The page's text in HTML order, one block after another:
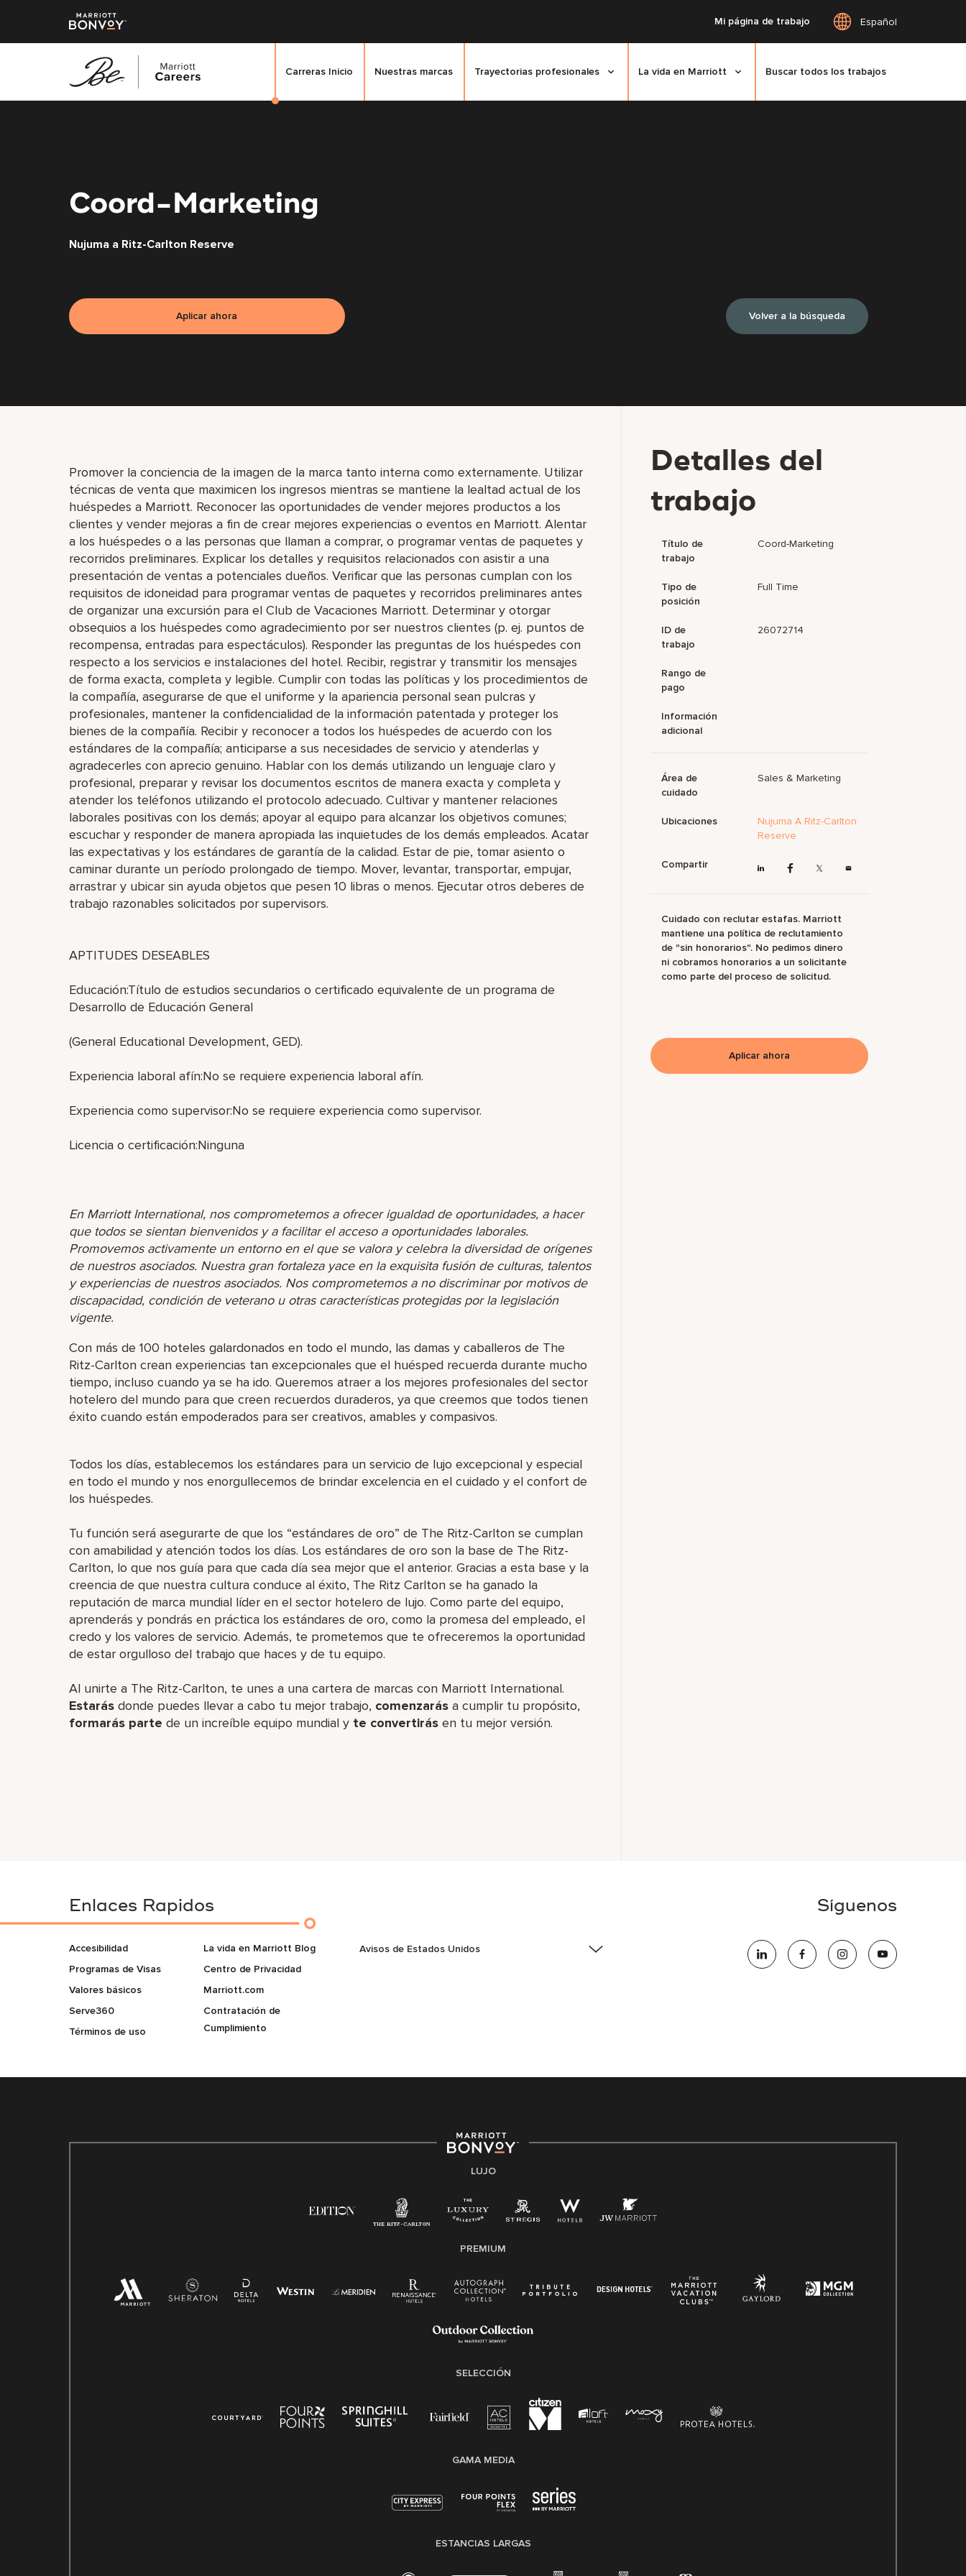
Mi página de trabajo Español
Carreras Inicio Nuestras marcas Trayectorias profesionales La vida en Marriott Buscar todos los trabajos
Coord-Marketing
Nujuma a Ritz-Carlton Reserve
Aplicar ahora Volver a la búsqueda
Promover la conciencia de la imagen de la marca tanto interna como externamente. Utilizar
técnicas de venta que maximicen los ingresos mientras se mantiene la lealtad actual de los
huéspedes a Marriott. Reconocer las oportunidades de vender mejores productos a los
clientes y vender mejoras a fin de crear mejores experiencias o eventos en Marriott. Alentar
a los huéspedes o a las personas que llaman a comprar, o programar ventas de paquetes y
recorridos preliminares. Explicar los detalles y requisitos relacionados con asistir a una
presentación de ventas a potenciales dueños. Verificar que las personas cumplan con los
requisitos de idoneidad para programar ventas de paquetes y recorridos preliminares antes
de organizar una excursión para el Club de Vacaciones Marriott. Determinar y otorgar
obsequios a los huéspedes como agradecimiento por ser nuestros clientes (p. ej. puntos de
recompensa, entradas para espectáculos). Responder las preguntas de los huéspedes con
respecto a los servicios e instalaciones del hotel. Recibir, registrar y transmitir los mensajes
de forma exacta, completa y legible. Cumplir con todas las políticas y los procedimientos de
la compañía, asegurarse de que el uniforme y la apariencia personal sean pulcras y
profesionales, mantener la confidencialidad de la información patentada y proteger los
bienes de la compañía. Recibir y reconocer a todos los huéspedes de acuerdo con los
estándares de la compañía; anticiparse a sus necesidades de servicio y atenderlas y
agradecerles con aprecio genuino. Hablar con los demás utilizando un lenguaje claro y
profesional, preparar y revisar los documentos escritos de manera exacta y completa y
atender los teléfonos utilizando el protocolo adecuado. Cultivar y mantener relaciones
laborales positivas con los demás; apoyar al equipo para alcanzar los objetivos comunes;
escuchar y responder de manera apropiada las inquietudes de los demás empleados. Acatar
las expectativas y los estándares de garantía de la calidad. Estar de pie, tomar asiento o
caminar durante un período prolongado de tiempo. Mover, levantar, transportar, empujar,
arrastrar y ubicar sin ayuda objetos que pesen 10 libras o menos. Ejecutar otros deberes de
trabajo razonables solicitados por supervisors.
APTITUDES DESEABLES
Educación:Título de estudios secundarios o certificado equivalente de un programa de
Desarrollo de Educación General
(General Educational Development, GED).
Experiencia laboral afín:No se requiere experiencia laboral afín.
Experiencia como supervisor:No se requiere experiencia como supervisor.
Licencia o certificación:Ninguna
En Marriott International, nos comprometemos a ofrecer igualdad de oportunidades, a hacer
que todos se sientan bienvenidos y a facilitar el acceso a oportunidades laborales.
Promovemos activamente un entorno en el que se valora y celebra la diversidad de orígenes
de nuestros asociados. Nuestra gran fortaleza yace en la exquisita fusión de culturas, talentos
y experiencias de nuestros asociados. Nos comprometemos a no discriminar por motivos de
discapacidad, condición de veterano u otras características protegidas por la legislación
vigente.
Con más de 100 hoteles galardonados en todo el mundo, las damas y caballeros de The
Ritz-Carlton crean experiencias tan excepcionales que el huésped recuerda durante mucho
tiempo, incluso cuando ya se ha ido. Queremos atraer a los mejores profesionales del sector
hotelero del mundo para que creen recuerdos duraderos, ya que creemos que todos tienen
éxito cuando están empoderados para ser creativos, amables y compasivos.
Todos los días, establecemos los estándares para un servicio de lujo excepcional y especial
en todo el mundo y nos enorgullecemos de brindar excelencia en el cuidado y el confort de
los huéspedes.
Tu función será asegurarte de que los “estándares de oro” de The Ritz-Carlton se cumplan
con amabilidad y atención todos los días. Los estándares de oro son la base de The Ritz-
Carlton, lo que nos guía para que cada día sea mejor que el anterior. Gracias a esta base y la
creencia de que nuestra cultura conduce al éxito, The Ritz Carlton se ha ganado la
reputación de marca mundial líder en el sector hotelero de lujo. Como parte del equipo,
aprenderás y pondrás en práctica los estándares de oro, como la promesa del empleado, el
credo y los valores de servicio. Además, te prometemos que te ofreceremos la oportunidad
de estar orgulloso del trabajo que haces y de tu equipo.
Al unirte a The Ritz-Carlton, te unes a una cartera de marcas con Marriott International.
Estarás donde puedes llevar a cabo tu mejor trabajo, comenzarás a cumplir tu propósito,
formarás parte de un increíble equipo mundial y te convertirás en tu mejor versión.
Detalles del
trabajo
Título de
trabajo
Coord-Marketing
Tipo de
posición
Full Time
ID de
trabajo
26072714
Rango de
pago
Información
adicional
Área de
cuidado
Sales & Marketing
Ubicaciones
Nujuma A Ritz-Carlton
Reserve
Compartir
Cuidado con reclutar estafas. Marriott
mantiene una política de reclutamiento
de "sin honorarios". No pedimos dinero
ni cobramos honorarios a un solicitante
como parte del proceso de solicitud.
Aplicar ahora
Enlaces Rapidos
Accesibilidad
Programas de Visas
Valores básicos
Serve360
Términos de uso
La vida en Marriott Blog
Centro de Privacidad
Marriott.com
Contratación de
Cumplimiento
Avisos de Estados Unidos
motivos de discapacidad, condición de veterano o
cualquier otra base protegida por leyes federales,
E-Verify Inglés/Español
Derecho a trabajar inglés/español
(EPPA)
Ley de licencia familiar y médica (FMLA)
Síguenos
LUJO
PREMIUM
SELECCIÓN
GAMA MEDIA
ESTANCIAS LARGAS